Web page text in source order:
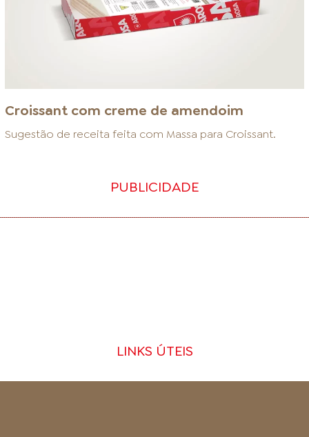
Croissant com creme de amendoim
Sugestão de receita feita com Massa para Croissant.
PUBLICIDADE
LINKS ÚTEIS